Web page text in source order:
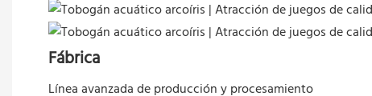
Fábrica
Línea avanzada de producción y procesamiento